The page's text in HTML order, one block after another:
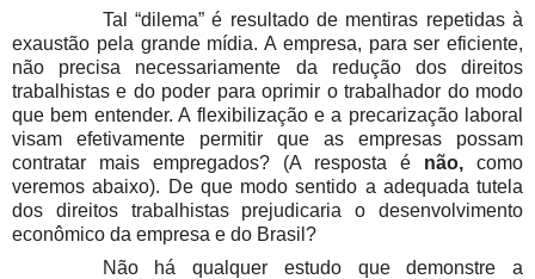
Tal “dilema” é resultado de mentiras repetidas à
exaustão pela grande mídia. A empresa, para ser eficiente,
não precisa necessariamente da redução dos direitos
trabalhistas e do poder para oprimir o trabalhador do modo
que bem entender. A flexibilização e a precarização laboral
visam efetivamente permitir que as empresas possam
contratar mais empregados? (A resposta é não, como
veremos abaixo). De que modo sentido a adequada tutela
dos direitos trabalhistas prejudicaria o desenvolvimento
econômico da empresa e do Brasil?
Não há qualquer estudo que demonstre a